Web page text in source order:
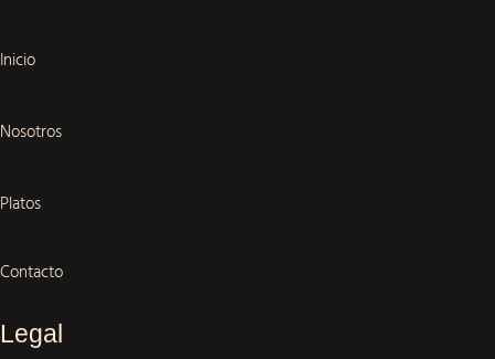
Inicio
Nosotros
Platos
Contacto
Legal